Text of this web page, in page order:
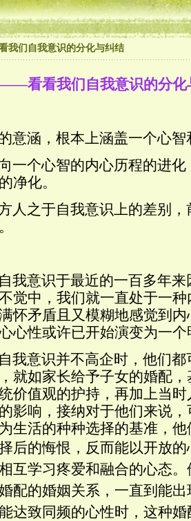
我们自我意识的分化与纠结
看看我们自我意识的分化
意涵，根本上涵盖一个心智
一个心智的内心历程的进化
净化。
人之于自我意识上的差别，
我意识于最近的一百多年来
觉中，我们就一直处于一
怀矛盾且又模糊地感觉到
心性或许已开始演变为一
我意识并不高企时，他们都
就如家长给予子女的婚配
价值观的护持，再加上当
影响，接纳对于他们来说
生活的种种选择的基准，
后的悔恨 ，反而能以开放
互学习疼爱和融合的心态
配的婚姻关系，一直到能
达致同频的心性时，这种